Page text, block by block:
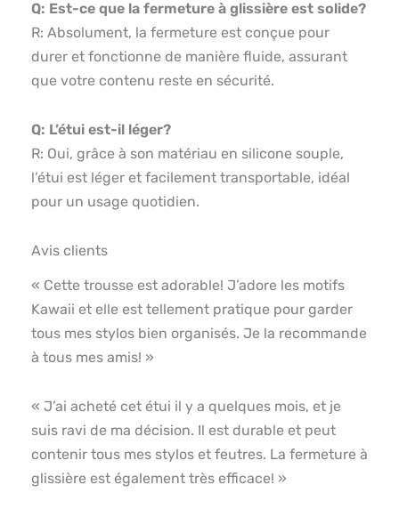
Q: Est-ce que la fermeture à glissière est solide?
R: Absolument, la fermeture est conçue pour
durer et fonctionne de manière fluide, assurant
que votre contenu reste en sécurité.
Q: L’étui est-il léger?
R: Oui, grâce à son matériau en silicone souple,
l’étui est léger et facilement transportable, idéal
pour un usage quotidien.
Avis clients
« Cette trousse est adorable! J’adore les motifs
Kawaii et elle est tellement pratique pour garder
tous mes stylos bien organisés. Je la recommande
à tous mes amis! »
« J’ai acheté cet étui il y a quelques mois, et je
suis ravi de ma décision. Il est durable et peut
contenir tous mes stylos et feutres. La fermeture à
glissière est également très efficace! »